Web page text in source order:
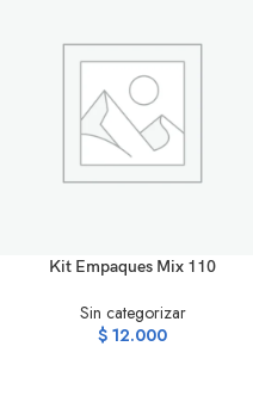
AÑADIR AL CARRITO
Kit Empaques Mix 110
Sin categorizar
$ 12.000